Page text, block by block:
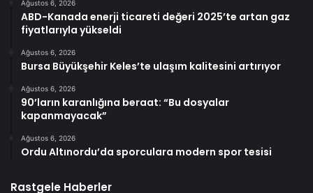
Ağustos 6, 2026
ABD-Kanada enerji ticareti değeri 2025’te artan gaz
fiyatlarıyla yükseldi
Ağustos 6, 2026
Bursa Büyükşehir Keles’te ulaşım kalitesini artırıyor
Ağustos 6, 2026
90’ların karanlığına beraat: “Bu dosyalar
kapanmayacak”
Ağustos 6, 2026
Ordu Altınordu’da sporculara modern spor tesisi
Rastgele Haberler